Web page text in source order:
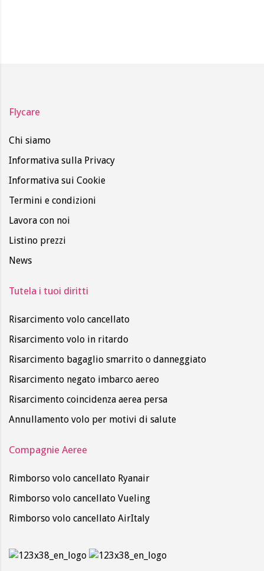
Flycare
Chi siamo
Informativa sulla Privacy
Informativa sui Cookie
Termini e condizioni
Lavora con noi
Listino prezzi
News
Tutela i tuoi diritti
Risarcimento volo cancellato
Risarcimento volo in ritardo
Risarcimento bagaglio smarrito o danneggiato
Risarcimento negato imbarco aereo
Risarcimento coincidenza aerea persa
Annullamento volo per motivi di salute
Compagnie Aeree
Rimborso volo cancellato Ryanair
Rimborso volo cancellato Vueling
Rimborso volo cancellato AirItaly